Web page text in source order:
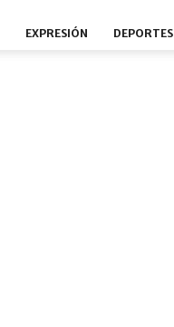
EXPRESIÓN DEPORTES